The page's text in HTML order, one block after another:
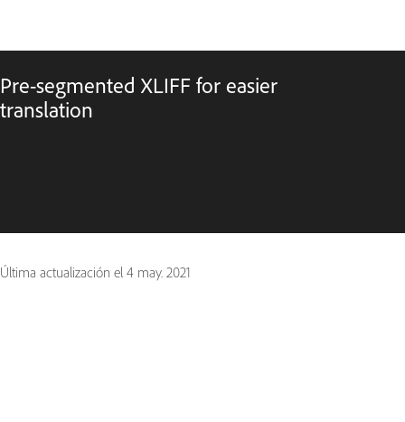
Pre-segmented XLIFF for easier
translation
Última actualización el 4 may. 2021